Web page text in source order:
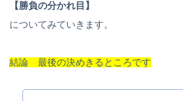
【勝負の分かれ目】
についてみていきます。
結論 最後の決めきるところです